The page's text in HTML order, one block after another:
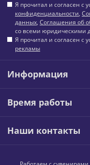
Я прочитал и согласен с
конфиденциальности,
данных, Соглашения об
со всеми юридическими
Я прочитал и согласен с
рекламы
Информация
Время работы
Наши контакты